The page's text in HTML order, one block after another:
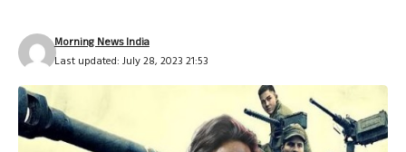
Last updated: July 28, 2023 21:53
Morning News India